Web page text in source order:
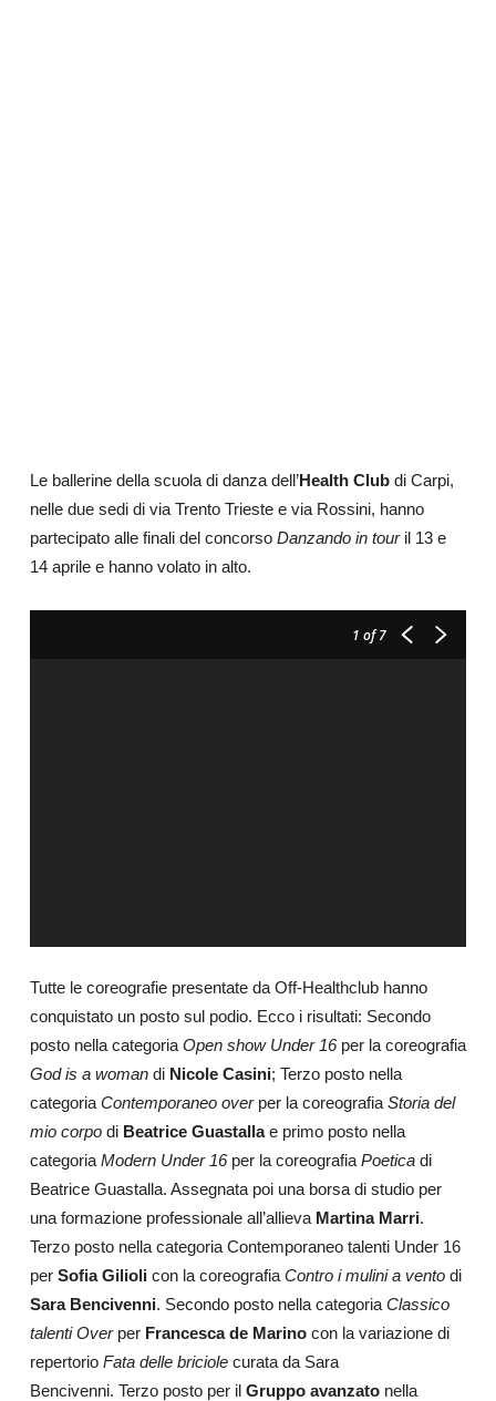
Le ballerine della scuola di danza dell’Health Clubdi Carpi,
nelle due sedi di via Trento Trieste e via Rossini, hanno
partecipato alle finali del concorso Danzando in tour il 13 e
14 aprile e hanno volato in alto.
1 of 7
Tutte le coreografie presentate da Off-Healthclub hanno
conquistato un posto sul podio. Ecco i risultati: Secondo
posto nella categoria Open show Under 16 per la coreografia
God is a womandi Nicole Casini; Terzo posto nella
categoria Contemporaneo overper la coreografia Storia del
mio corpo di Beatrice Guastallae primo posto nella
categoria Modern Under 16 per la coreografia Poeticadi
Beatrice Guastalla. Assegnata poi una borsa di studio per
una formazione professionale all’allieva Martina Marri.
Terzo posto nella categoria Contemporaneo talenti Under 16
per Sofia Gilioli con la coreografia Contro i mulini a vento di
Sara Bencivenni. Secondo posto nella categoriaClassico
talenti Overper Francesca de Marinocon la variazione di
repertorio Fata delle briciolecurata da Sara
Bencivenni. Terzo posto per il Gruppo avanzatonella